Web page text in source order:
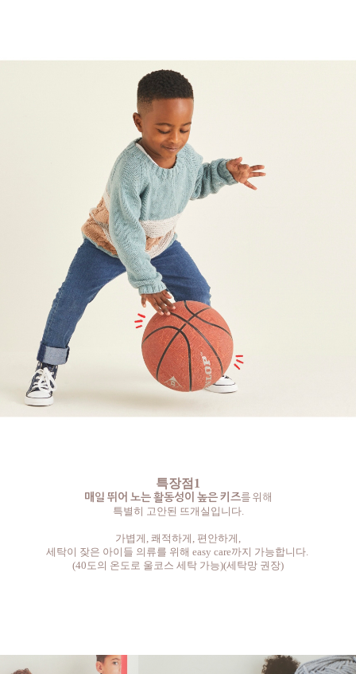
특장점1
매일 뛰어 노는 활동성이 높은 키즈를 위해
특별히 고안된 뜨개실입니다.
가볍게, 쾌적하게, 편안하게,
세탁이 잦은 아이들 의류를 위해 easy care까지 가능합니다.
(40도의 온도로 울코스 세탁 가능)(세탁망 권장)